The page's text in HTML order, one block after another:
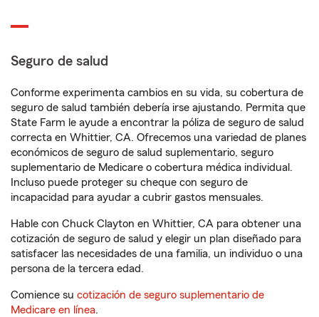
Seguro de salud
Conforme experimenta cambios en su vida, su cobertura de
seguro de salud también debería irse ajustando. Permita que
State Farm le ayude a encontrar la póliza de seguro de salud
correcta en Whittier, CA. Ofrecemos una variedad de planes
económicos de seguro de salud suplementario, seguro
suplementario de Medicare o cobertura médica individual.
Incluso puede proteger su cheque con seguro de
incapacidad para ayudar a cubrir gastos mensuales.
Hable con Chuck Clayton en Whittier, CA para obtener una
cotización de seguro de salud y elegir un plan diseñado para
satisfacer las necesidades de una familia, un individuo o una
persona de la tercera edad.
Comience su cotización de seguro suplementario de
Medicare en línea.